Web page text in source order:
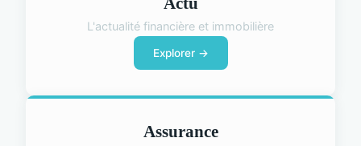
L'actualité financière et immobilière
Explorer →
Assurance